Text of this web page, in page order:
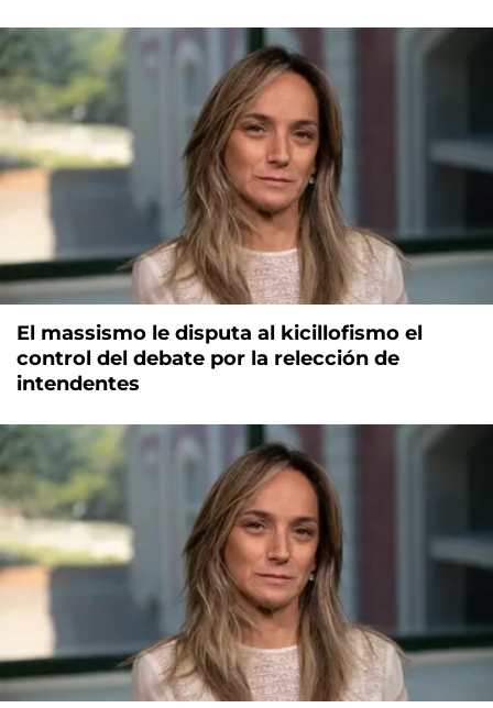
El massismo le disputa al kicillofismo el
control del debate por la relección de
intendentes